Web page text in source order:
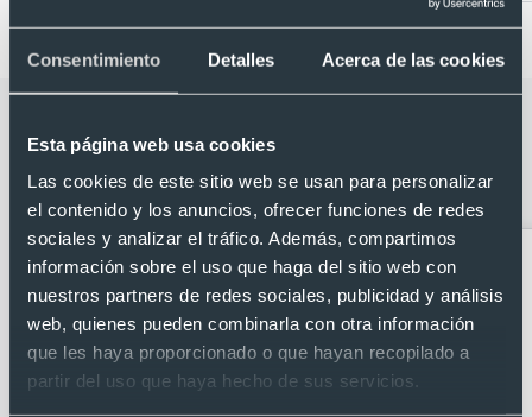
Consentimiento Detalles Acerca de las cookies
Esta página web usa cookies
Las cookies de este sitio web se usan para personalizar
el contenido y los anuncios, ofrecer funciones de redes
sociales y analizar el tráfico. Además, compartimos
información sobre el uso que haga del sitio web con
nuestros partners de redes sociales, publicidad y análisis
web, quienes pueden combinarla con otra información
que les haya proporcionado o que hayan recopilado a
partir del uso que haya hecho de sus servicios.
Localizador inteligente con bluetooth
personalizado antipérdida